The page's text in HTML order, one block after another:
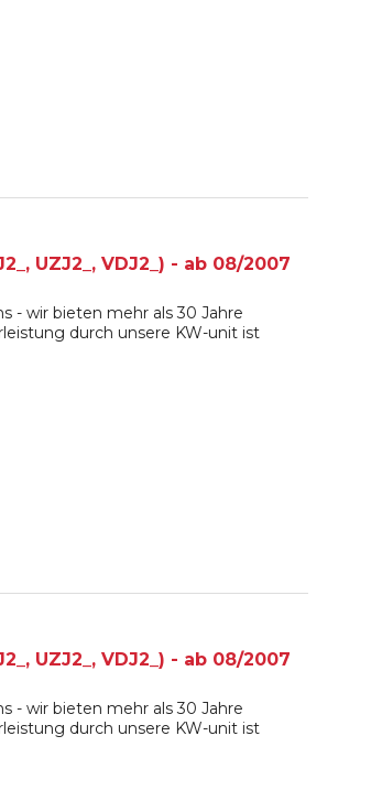
UZJ2_, VDJ2_) - ab 08/2007
- wir bieten mehr als 30 Jahre
durch unsere KW-unit ist
UZJ2_, VDJ2_) - ab 08/2007
- wir bieten mehr als 30 Jahre
durch unsere KW-unit ist